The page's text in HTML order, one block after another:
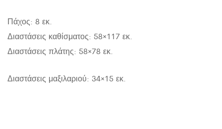
Πάχος: 8 εκ.
Διαστάσεις καθίσματος: 58×117 εκ.
Διαστάσεις πλάτης: 58×78 εκ.
Διαστάσεις μαξιλαριού: 34×15 εκ.